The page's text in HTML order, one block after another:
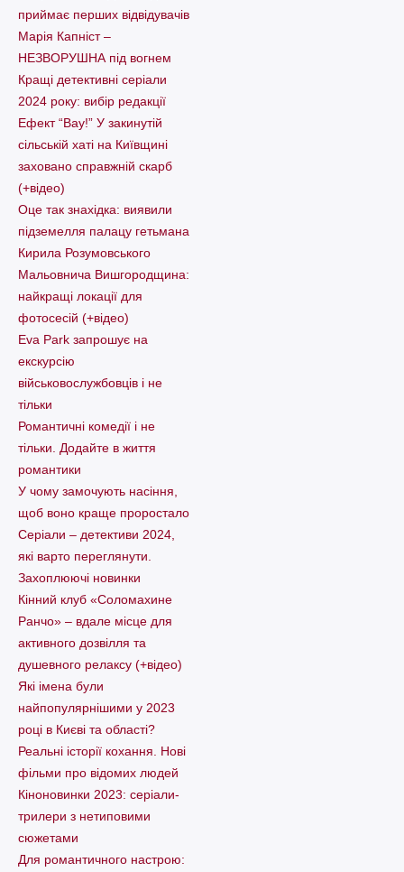
приймає перших відвідувачів
Марія Капніст –
НЕЗВОРУШНА під вогнем
Кращі детективні серіали
2024 року: вибір редакції
Ефект “Вау!” У закинутій
сільській хаті на Київщині
заховано справжній скарб
(+відео)
Оце так знахідка: виявили
підземелля палацу гетьмана
Кирила Розумовського
Мальовнича Вишгородщина:
найкращі локації для
фотосесій (+відео)
Eva Park запрошує на
екскурсію
військовослужбовців і не
тільки
Романтичні комедії і не
тільки. Додайте в життя
романтики
У чому замочують насіння,
щоб воно краще проростало
Серіали – детективи 2024,
які варто пеpеглянути.
Захоплюючі новинки
Кінний клуб «Соломахине
Ранчо» – вдале місце для
активного дозвілля та
душевного релаксу (+відео)
Які імена були
найпопулярнішими у 2023
році в Києві та області?
Реальні історії кохання. Нові
фільми про відомих людей
Кіноновинки 2023: серіали-
трилери з нетиповими
сюжетами
Для романтичного настрою: